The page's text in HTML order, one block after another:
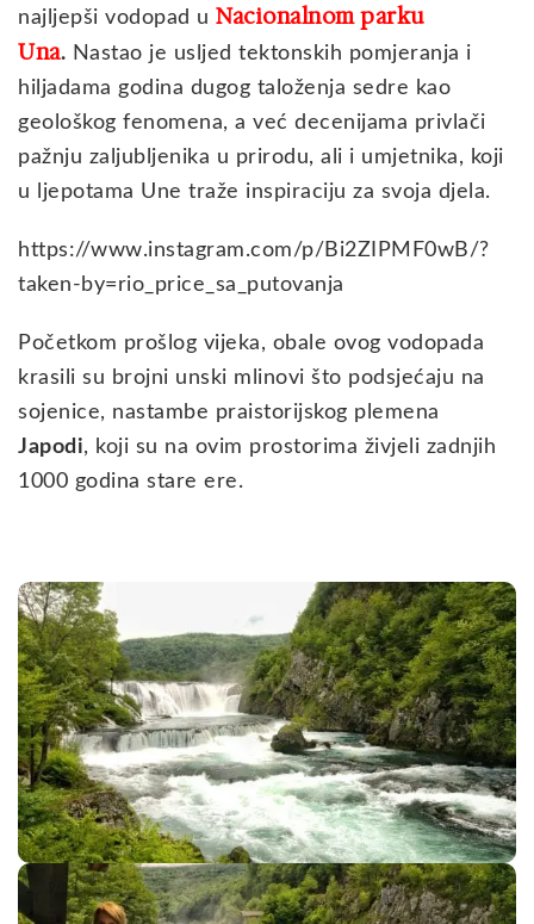
najljepši vodopad u Nacionalnom parku
Una. Nastao je usljed tektonskih pomjeranja i
hiljadama godina dugog taloženja sedre kao
geološkog fenomena, a već decenijama privlači
pažnju zaljubljenika u prirodu, ali i umjetnika, koji
u ljepotama Une traže inspiraciju za svoja djela.
https://www.instagram.com/p/Bi2ZIPMF0wB/?
taken-by=rio_price_sa_putovanja
Početkom prošlog vijeka, obale ovog vodopada
krasili su brojni unski mlinovi što podsjećaju na
sojenice, nastambe praistorijskog plemena
Japodi, koji su na ovim prostorima živjeli zadnjih
1000 godina stare ere.